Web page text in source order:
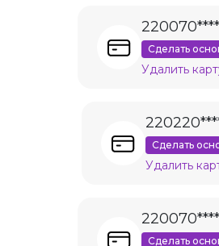
Сделать
Удалить
Сделать
Удалить
Сделать